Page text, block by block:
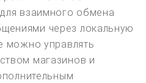
взаимного обмена
через локальную
можно управлять
магазинов и